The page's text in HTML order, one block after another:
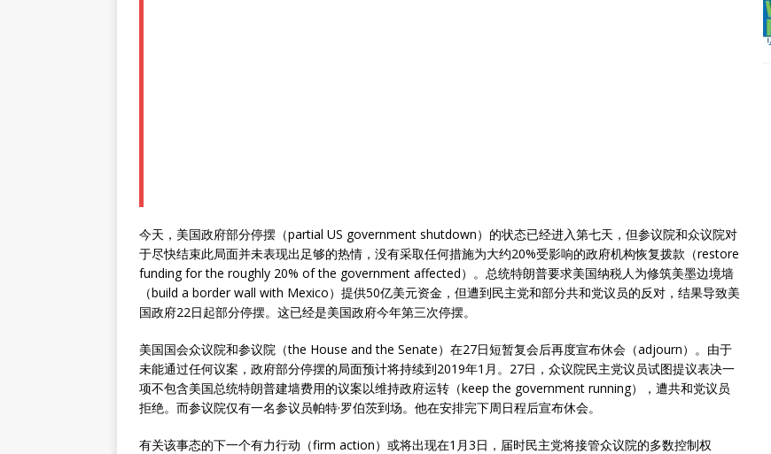
今天，美国政府部分停摆（partial US government shutdown）的状态已经进入第七天，但参议院和众议院对
于尽快结束此局面并未表现出足够的热情，没有采取任何措施为大约20%受影响的政府机构恢复拨款（restore
funding for the roughly 20% of the government affected）。总统特朗普要求美国纳税人为修筑美墨边境墙
（build a border wall with Mexico）提供50亿美元资金，但遭到民主党和部分共和党议员的反对，结果导致美
国政府22日起部分停摆。这已经是美国政府今年第三次停摆。
美国国会众议院和参议院（the House and the Senate）在27日短暂复会后再度宣布休会（adjourn）。由于
未能通过任何议案，政府部分停摆的局面预计将持续到2019年1月。27日，众议院民主党议员试图提议表决一
项不包含美国总统特朗普建墙费用的议案以维持政府运转（keep the government running），遭共和党议员
拒绝。而参议院仅有一名参议员帕特·罗伯茨到场。他在安排完下周日程后宣布休会。
有关该事态的下一个有力行动（firm action）或将出现在1月3日，届时民主党将接管众议院的多数控制权